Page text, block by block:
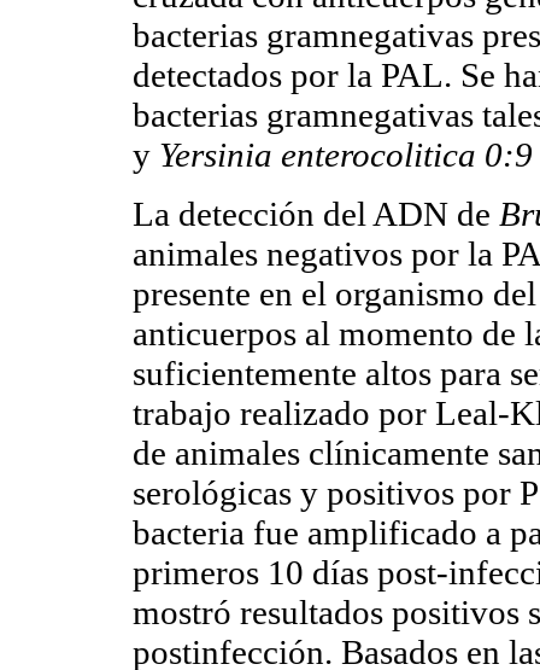
bacterias gramnegativas
detectados por la PAL. Se
bacterias gramnegativas
y Yersinia enterocolitica 0:9
La detección del ADN de
animales negativos por la
presente en el organismo
anticuerpos al momento de
suficientemente altos para
trabajo realizado por Leal-
de animales clínicamente
serológicas y positivos por
bacteria fue amplificado a
primeros 10 días post-
mostró resultados positivos
postinfección. Basados en